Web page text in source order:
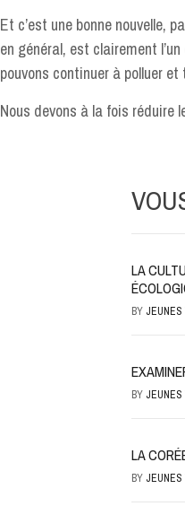
Et c’est une bonne nouvelle,
en général, est clairement
pouvons continuer à polluer
Nous devons à la fois réduire
LA
BY
BY
LA
BY